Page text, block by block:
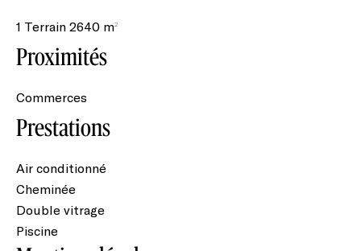
1 Terrain 2640 m²
Proximités
Commerces
Prestations
Air conditionné
Cheminée
Double vitrage
Piscine